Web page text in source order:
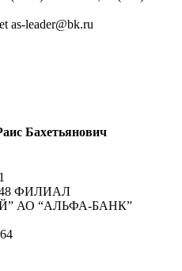
as-leader@bk.ru
Бахетьянович
ФИЛИАЛ
АО “АЛЬФА-БАНК”